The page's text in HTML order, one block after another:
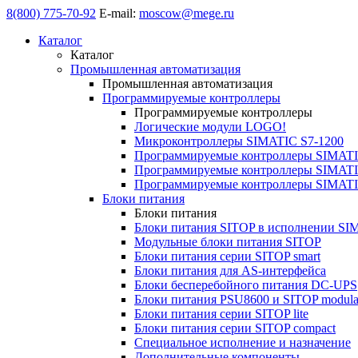
8(800) 775-70-92 E-mail: moscow@mege.ru
Каталог
Каталог
Промышленная автоматизация
Промышленная автоматизация
Программируемые контроллеры
Программируемые контроллеры
Логические модули LOGO!
Микроконтроллеры SIMATIC S7-1200
Программируемые контроллеры
Программируемые контроллеры
Программируемые контроллеры
Блоки питания
Блоки питания
Блоки питания SITOP в исполнении
Модульные блоки питания SITOP
Блоки питания серии SITOP smart
Блоки питания для AS-интерфейса
Блоки бесперебойного питания DC-UPS
Блоки питания PSU8600 и SITOP
Блоки питания серии SITOP lite
Блоки питания серии SITOP compact
Специальное исполнение и назначение